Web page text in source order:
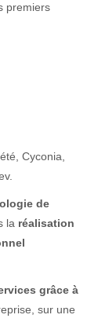
premiers
Cyconia,
de
la réalisation
grâce à
sur une